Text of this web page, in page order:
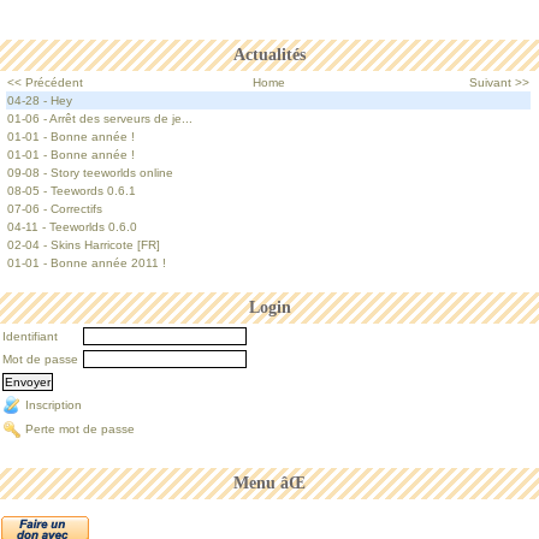
Menu âŒ
Actualités
<< Précédent Home
Suivant >>
04-28 - Hey
01-06 - Arrêt des serveurs de je...
01-01 - Bonne année !
01-01 - Bonne année !
09-08 - Story teeworlds online
08-05 - Teewords 0.6.1
07-06 - Correctifs
04-11 - Teeworlds 0.6.0
02-04 - Skins Harricote [FR]
01-01 - Bonne année 2011 !
Login
Identifiant
Mot de passe
Inscription
Perte mot de passe